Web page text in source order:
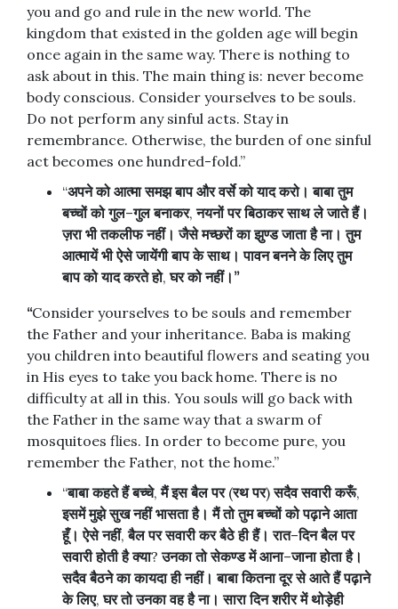
you and go and rule in the new world. The
kingdom that existed in the golden age will begin
once again in the same way. There is nothing to
ask about in this. The main thing is: never become
body conscious. Consider yourselves to be souls.
Do not perform any sinful acts. Stay in
remembrance. Otherwise, the burden of one sinful
act becomes one hundred-fold.”
“अपने को आत्मा समझ बाप और वर्से को याद करो। बाबा तुम
बच्चों को गुल–गुल बनाकर,नयनों पर बिठाकर साथ ले जाते हैं।
ज़रा भी तकलीफ नहीं। जैसे मच्छरों का झुण्ड जाता है ना। तुम
आत्मायें भी ऐसे जायेंगी बाप के साथ। पावन बनने के लिए तुम
बाप को याद करते हो,घर को नहीं। ”
“Consider yourselves to be souls and remember
the Father and your inheritance. Baba is making
you children into beautiful flowers and seating you
in His eyes to take you back home. There is no
difficulty at all in this. You souls will go back with
the Father in the same way that a swarm of
mosquitoes flies. In order to become pure, you
remember the Father, not the home.”
“बाबा कहते हैं बच्चे,मैं इस बैल पर(रथ पर)सदैव सवारी करूँ,
इसमें मुझे सुख नहीं भासता है। मैं तो तुम बच्चों को पढ़ाने आता
हूँ। ऐसे नहीं,बैल पर सवारी कर बैठे ही हैं। रात–दिन बैल पर
सवारी होती है क्या?उनका तो सेकण्ड में आना–जाना होता है।
सदैव बैठने का कायदा ही नहीं। बाबा कितना दूर से आते हैं पढ़ाने
के लिए,घर तो उनका वह है ना। सारा दिन शरीर में थोड़ेही